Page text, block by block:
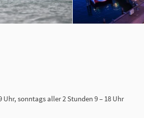
Uhr, sonntags aller 2 Stunden 9 – 18 Uhr